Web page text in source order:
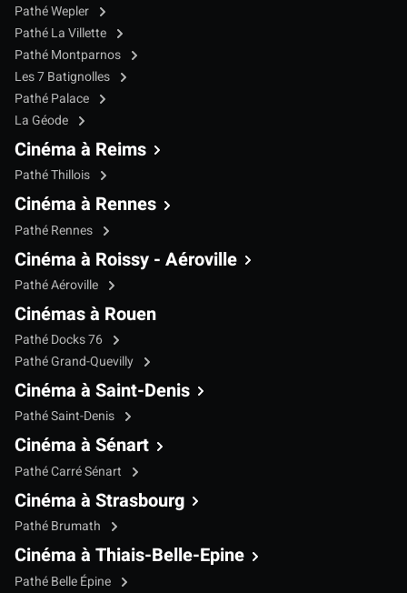
Pathé Wepler
Pathé La Villette
Pathé Montparnos
Les 7 Batignolles
Pathé Palace
La Géode
Cinéma à Reims
Pathé Thillois
Cinéma à Rennes
Pathé Rennes
Cinéma à Roissy - Aéroville
Pathé Aéroville
Cinémas à Rouen
Pathé Docks 76
Pathé Grand-Quevilly
Cinéma à Saint-Denis
Pathé Saint-Denis
Cinéma à Sénart
Pathé Carré Sénart
Cinéma à Strasbourg
Pathé Brumath
Cinéma à Thiais-Belle-Epine
Pathé Belle Épine